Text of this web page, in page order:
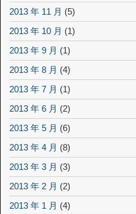
2013 年 11 月 (5)
2013 年 10 月 (1)
2013 年 9 月 (1)
2013 年 8 月 (4)
2013 年 7 月 (1)
2013 年 6 月 (2)
2013 年 5 月 (6)
2013 年 4 月 (8)
2013 年 3 月 (3)
2013 年 2 月 (2)
2013 年 1 月 (4)